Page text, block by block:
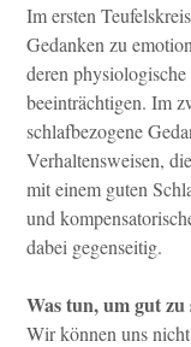
Im ersten
Gedanken zu
deren
beeinträchtigen. Im
schlafbezogene
Verhaltensweisen,
mit einem guten
und
dabei gegenseitig.
Was tun, um gut zu
Wir können uns